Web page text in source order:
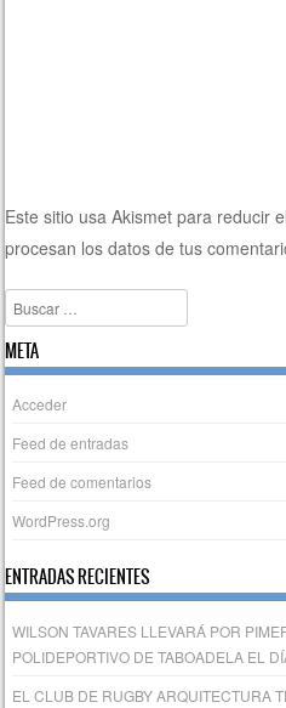
Este sitio usa Akismet para reducir
procesan los datos de tus
Buscar
META
Acceder
Feed de entradas
Feed de comentarios
WordPress.org
ENTRADAS RECIENTES
WILSON TAVARES LLEVARÁ POR
POLIDEPORTIVO DE TABOADELA EL
EL CLUB DE RUGBY ARQUITECTURA